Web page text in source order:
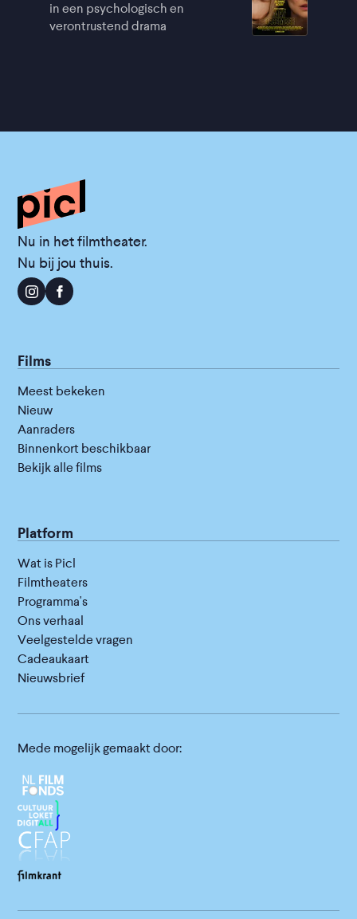
in een psychologisch en
verontrustend drama
Nu in het filmtheater.
Nu bij jou thuis.
Films
Meest bekeken
Nieuw
Aanraders
Binnenkort beschikbaar
Bekijk alle films
Platform
Wat is Picl
Filmtheaters
Programma's
Ons verhaal
Veelgestelde vragen
Cadeaukaart
Nieuwsbrief
Mede mogelijk gemaakt door: